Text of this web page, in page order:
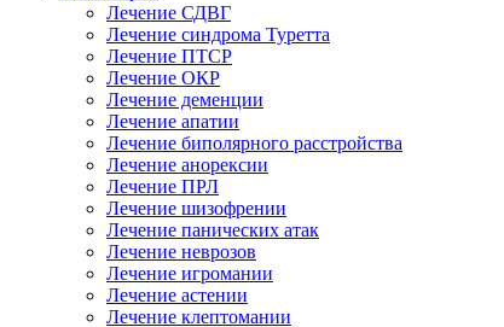
Лечение СДВГ
Лечение синдрома Туретта
Лечение ПТСР
Лечение ОКР
Лечение деменции
Лечение апатии
Лечение биполярного расстройства
Лечение анорексии
Лечение ПРЛ
Лечение шизофрении
Лечение панических атак
Лечение неврозов
Лечение игромании
Лечение астении
Лечение клептомании